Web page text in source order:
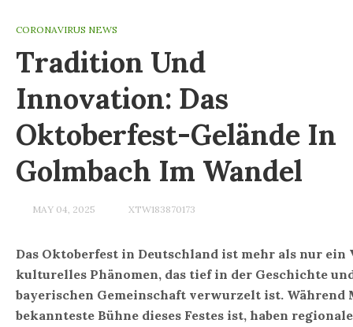
CORONAVIRUS NEWS
Tradition Und
Innovation: Das
Oktoberfest-Gelände In
Golmbach Im Wandel
MAY 04, 2025 XTW183870173
Das Oktoberfest in Deutschland ist mehr als nur ein
kulturelles Phänomen, das tief in der Geschichte
bayerischen Gemeinschaft verwurzelt ist. Während
bekannteste Bühne dieses Festes ist, haben